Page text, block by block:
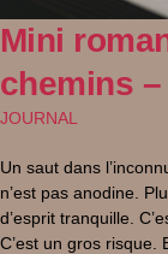
Mini
chemins
JOURNAL
Un saut dans
n’est pas anodine.
d’esprit tranquille.
C’est un gros risque.